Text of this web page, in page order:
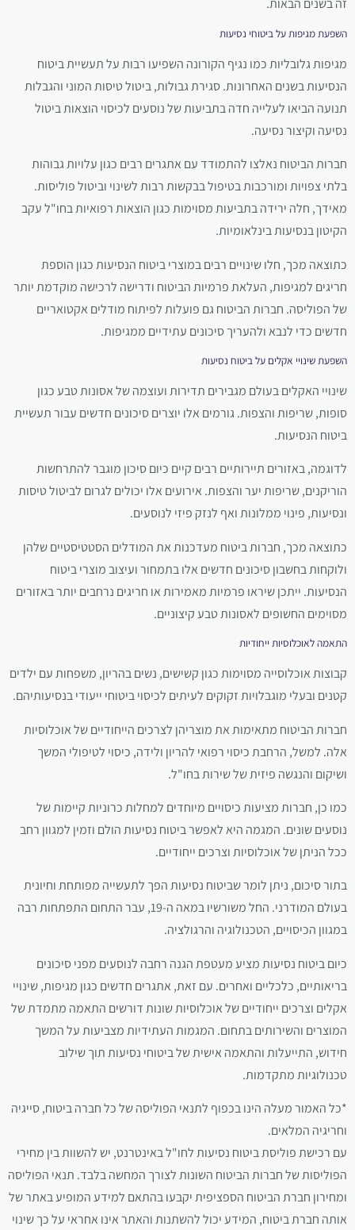
זה בשנים הבאות.
השפעת מגיפות על ביטוחי נסיעות
מגיפות גלובליות כמו נגיף הקורונה השפיעו רבות על תעשיית ביטוח
הנסיעות בשנים האחרונות. סגירת גבולות, ביטול טיסות המוני והגבלות
תנועה הביאו לעלייה חדה בתביעות של נוסעים לכיסוי הוצאות ביטול
נסיעה וקיצור נסיעה.
חברות הביטוח נאלצו להתמודד עם אתגרים רבים כגון עלויות גבוהות
בלתי צפויות ומורכבות בטיפול בבקשות רבות לשינוי וביטול פוליסות.
מאידך, חלה ירידה בתביעות מסוימות כגון הוצאות רפואיות בחו"ל עקב
הקיטון בנסיעות בינלאומיות.
כתוצאה מכך, חלו שינויים רבים במוצרי ביטוח הנסיעות כגון הוספת
חריגים למגיפות, העלאת פרמיות הביטוח ודרישה לרכישה מוקדמת יותר
של הפוליסה. חברות הביטוח גם פועלות לפיתוח מודלים אקטואריים
חדשים כדי לנבא ולהעריך סיכונים עתידיים ממגיפות.
השפעת שינויי אקלים על ביטוח נסיעות
שינויי האקלים בעולם מגבירים תדירות ועוצמה של אסונות טבע כגון
סופות, שריפות והצפות. גורמים אלו יוצרים סיכונים חדשים עבור תעשיית
ביטוח הנסיעות.
לדוגמה, באזורים תיירותיים רבים קיים כיום סיכון מוגבר להתרחשות
הוריקנים, שריפות יער והצפות. אירועים אלו יכולים לגרום לביטול טיסות
ונסיעות, פינוי ממלונות ואף לנזק פיזי לנוסעים.
כתוצאה מכך, חברות ביטוח מעדכנות את המודלים הסטטיסטיים שלהן
ולוקחות בחשבון סיכונים חדשים אלו בתמחור ועיצוב מוצרי ביטוח
הנסיעות. ייתכן שיראו פרמיות מאמירות או חריגים נרחבים יותר באזורים
מסוימים החשופים לאסונות טבע קיצוניים.
התאמה לאוכלוסיות ייחודיות
קבוצות אוכלוסייה מסוימות כגון קשישים, נשים בהריון, משפחות עם ילדים
קטנים ובעלי מוגבלויות זקוקים לעיתים לכיסוי ביטוחי ייעודי בנסיעותיהם.
חברות הביטוח מתאימות את מוצריהן לצרכים הייחודיים של אוכלוסיות
אלה. למשל, הרחבת כיסוי רפואי להריון ולידה, כיסוי לטיפולי המשך
ושיקום והנגשה פיזית של שירות בחו"ל.
כמו כן, חברות מציעות כיסויים מיוחדים למחלות כרוניות קיימות של
נוסעים שונים. המגמה היא לאפשר ביטוח נסיעות הולם וזמין למגוון רחב
ככל הניתן של אוכלוסיות וצרכים ייחודיים.
בתור סיכום, ניתן לומר שביטוח נסיעות הפך לתעשייה מפותחת וחיונית
בעולם המודרני. החל משורשיו במאה ה-19, עבר התחום התפתחות רבה
במגוון הכיסויים, הטכנולוגיה והרגולציה.
כיום ביטוח נסיעות מציע מעטפת הגנה רחבה לנוסעים מפני סיכונים
בריאותיים, כלכליים ואחרים. עם זאת, אתגרים חדשים כגון מגיפות, שינויי
אקלים וצרכים ייחודיים של אוכלוסיות שונות דורשים התאמה מתמדת של
המוצרים והשירותים בתחום. המגמות העתידיות מצביעות על המשך
חידוש, התייעלות והתאמה אישית של ביטוחי נסיעות תוך שילוב
טכנולוגיות מתקדמות.
*כל האמור מעלה הינו בכפוף לתנאי הפוליסה של כל חברה ביטוח, סייגיה
וחריגיה המלאים.
עם רכישת פוליסת ביטוח נסיעות לחו"ל באינטרנט, יש להשוות בין מחירי
הפוליסות של חברות הביטוח השונות לצורך המחשה בלבד. תנאי הפוליסה
ומחירון חברת הביטוח הספציפית יקבעו בהתאם למידע המופיע באתר של
אותה חברת ביטוח, המידע יכול להשתנות והאתר אינו אחראי על כך שינוי